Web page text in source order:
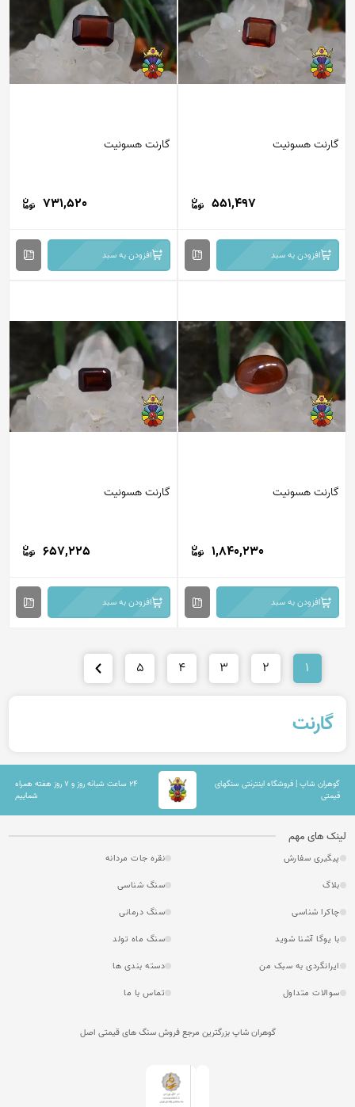
گارنت هسونیت
551,497
افزودن به سبد
گارنت هسونیت
731,520
افزودن به سبد
گارنت هسونیت
1,840,230
افزودن به سبد
گارنت هسونیت
657,225
افزودن به سبد
1
2
3
4
5
گارنت
گوهران شاپ | فروشگاه اینترنتی سنگهای
قیمتی
۲۴ ساعت شبانه روز و ۷ روز هفته همراه
شماییم
لینک های مهم
پیگیری سفارش
نقره جات مردانه
بلاگ
سنگ شناسی
چاکرا شناسی
سنگ درمانی
با یوگا آشنا شوید
سنگ ماه تولد
ایرانگردی به سبک من
دسته بندی ها
سوالات متداول
تماس با ما
گوهران شاپ بزرگترین مرجع فروش سنگ های قیمتی اصل